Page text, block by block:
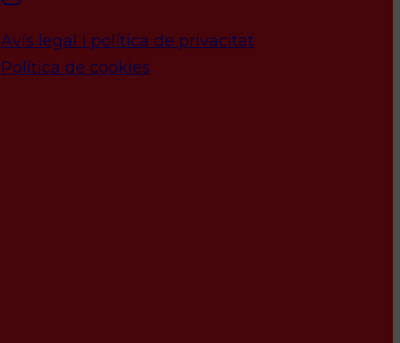
Avís legal i política de privacitat
Política de cookies